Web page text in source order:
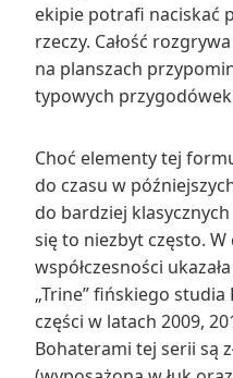
ekipie potrafi naciskać
rzeczy. Całość
na planszach
typowych przygodówek
Choć elementy tej
do czasu w
do bardziej
się to niezbyt często. W
współczesności
„Trine” fińskiego
części w latach 2009,
Bohaterami tej serii są